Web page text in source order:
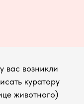
вас возникли
куратору
животного)